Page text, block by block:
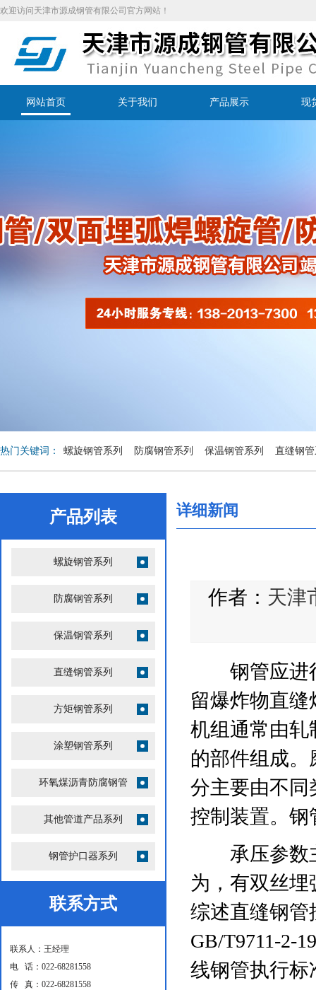
欢迎访问天津市源成钢管有限公司官方网站！
网站首页 关于我们 产品展示 现
热门关键词： 螺旋钢管系列 防腐钢管系列 保温钢管系列 直缝钢
产品列表
螺旋钢管系列
防腐钢管系列
保温钢管系列
直缝钢管系列
方矩钢管系列
涂塑钢管系列
环氧煤沥青防腐钢管
其他管道产品系列
钢管护口器系列
联系方式
联系人：王经理
电 话：022-68281558
传 真：022-68281558
详细新闻
作者： 天津
钢管应进行
留爆炸物直
机组通常由轧
的部件组成
分主要由不同
控制装置。钢
承压参数主
为，有双丝
综述直缝钢管
GB/T9711-2-
线钢管执行标